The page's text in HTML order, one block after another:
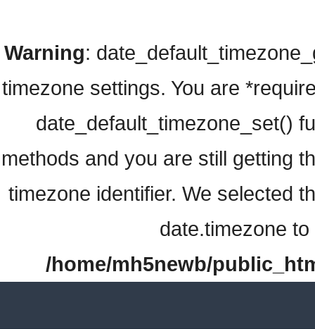
Warning:
timezone settings. You are
date_default_timezone_set()
methods and you are still getting
timezone identifier. We selected
date.timezone
/home/mh5newb/